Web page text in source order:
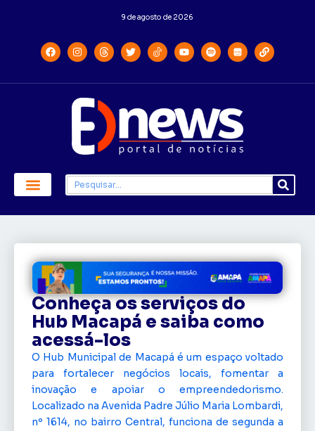
9 de agosto de 2026
Conheça os serviços do
Hub Macapá e saiba como
acessá-los
O Hub Municipal de Macapá é um espaço voltado
para fortalecer negócios locais, fomentar a
inovação e apoiar o empreendedorismo.
Localizado na Avenida Padre Júlio Maria Lombardi,
nº 1614, no bairro Central, funciona de segunda a